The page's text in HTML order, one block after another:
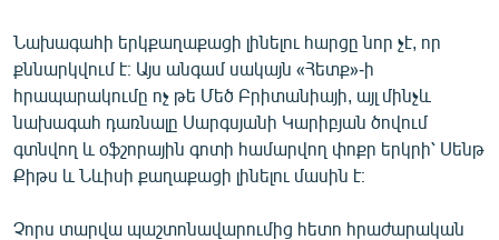
«Ազատության» բոլոր կայքերը
Նախագահի երկքաղաքացի լինելու հարցը նոր չէ, որ
քննարկվում է։ Այս անգամ սակայն «Հետք»-ի
հրապարակումը ոչ թե Մեծ Բրիտանիայի, այլ մինչև
նախագահ դառնալը Սարգսյանի Կարիբյան ծովում
գտնվող և օֆշորային գոտի համարվող փոքր երկրի՝ Սենթ
Քիթս և Նևիսի քաղաքացի լինելու մասին է։
Չորս տարվա պաշտոնավարումից հետո հրաժարական